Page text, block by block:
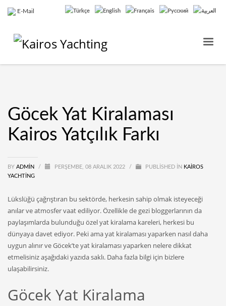
E-Mail
Göcek Yat Kiralaması
Kairos Yatçılık Farkı
BY ADMIN / PERŞEMBE, 08 ARALIK 2022 / PUBLISHED IN KAIROS
YACHTING
Lükslüğü çağrıştıran bu sektörde, herkesin sahip olmak isteyeceği
anılar ve atmosfer vaat ediliyor. Özellikle de gezi bloggerlarının da
paylaşımlarda bulunduğu özel yat kiralama kareleri, herkesi bu
dünyaya davet ediyor. Peki ama yat kiralaması yaparken nasıl daha
uygun alınır ve Göcek’te yat kiralaması yaparken nelere dikkat
etmelisiniz aşağıdaki yazıda saklı. Daha fazla bilgi için bizlere
ulaşabilirsiniz.
Göcek Yat Kiralama